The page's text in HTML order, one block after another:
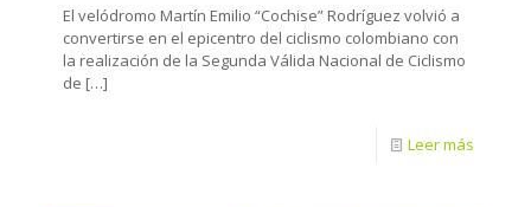
El velódromo Martín Emilio “Cochise” Rodríguez volvió a
convertirse en el epicentro del ciclismo colombiano con
la realización de la Segunda Válida Nacional de Ciclismo
de […]
Leer más